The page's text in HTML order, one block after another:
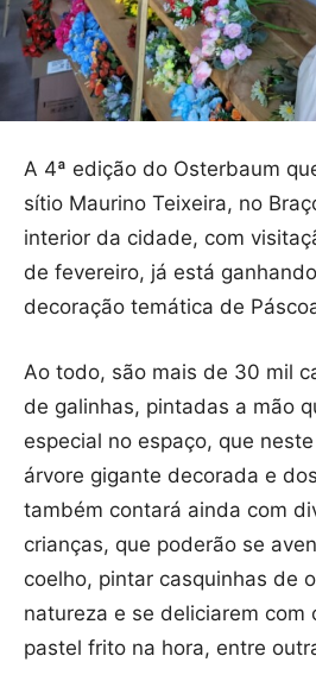
A 4ª edição do Osterbaum
sítio Maurino Teixeira, no
interior da cidade, com
de fevereiro, já está
decoração temática de
Ao todo, são mais de 30 mil
de galinhas, pintadas a mão
especial no espaço, que
árvore gigante decorada e
também contará ainda com
crianças, que poderão se
coelho, pintar casquinhas de
natureza e se deliciarem com
pastel frito na hora, entre